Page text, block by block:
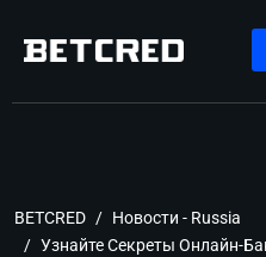
BETCRED
Новости - Russia
Узнайте Секреты Онлайн-